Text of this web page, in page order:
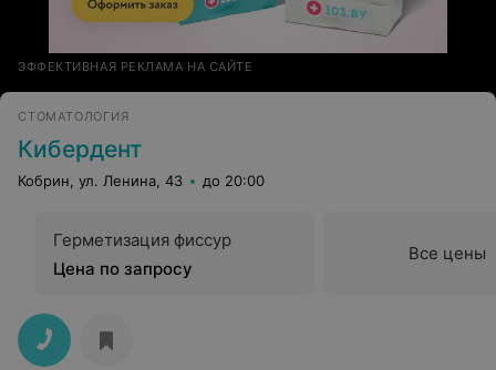
ЭФФЕКТИВНАЯ РЕКЛАМА НА САЙТЕ
СТОМАТОЛОГИЯ
Кибердент
Кобрин, ул. Ленина, 43 до 20:00
Герметизация фиссур
Цена по запросу
Все цены